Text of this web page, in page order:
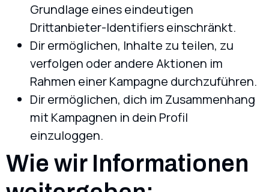
Grundlage eines eindeutigen
Drittanbieter-Identifiers einschränkt.
Dir ermöglichen, Inhalte zu teilen, zu
verfolgen oder andere Aktionen im
Rahmen einer Kampagne durchzuführen.
Dir ermöglichen, dich im Zusammenhang
mit Kampagnen in dein Profil
einzuloggen.
Wie wir Informationen